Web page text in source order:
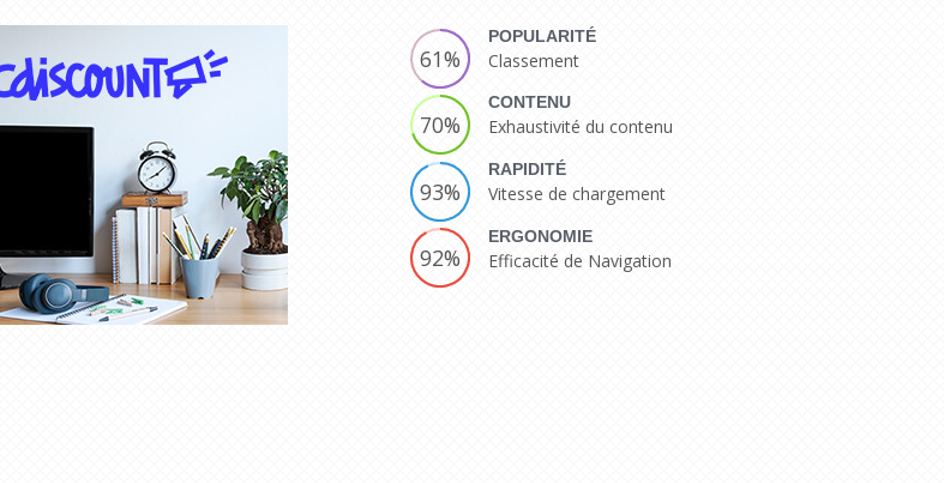
61%
POPULARITÉ
Classement
70%
CONTENU
Exhaustivité du contenu
93%
RAPIDITÉ
Vitesse de chargement
92%
ERGONOMIE
Efficacité de Navigation